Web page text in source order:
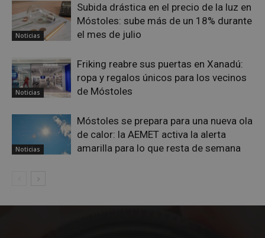
Noticias
Subida drástica en el precio de la luz en
Móstoles: sube más de un 18% durante
el mes de julio
Noticias
Friking reabre sus puertas en Xanadú:
ropa y regalos únicos para los vecinos
de Móstoles
Noticias
Móstoles se prepara para una nueva ola
de calor: la AEMET activa la alerta
amarilla para lo que resta de semana
PHPSESSID
PHP.net
mostoleshoy.com
Sesión
un